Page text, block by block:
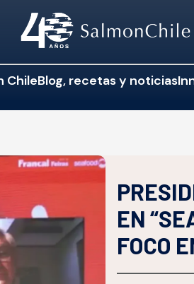
ChileBlog, recetas y noticias
EN
FOCO